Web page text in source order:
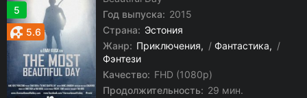
5
5.6
Год выпуска: 2015
Страна: Эстония
Жанр: Приключения / Фантастика
/
Фэнтези
Качество: FHD (1080p)
Продолжительность: 29 мин.